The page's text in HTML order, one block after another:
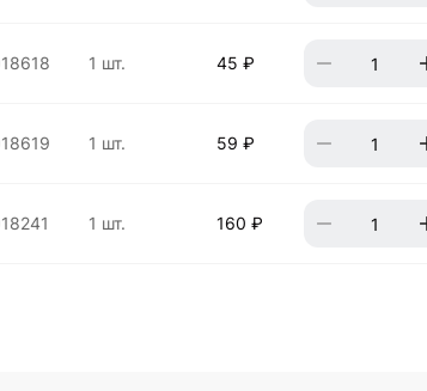
1 шт. 45 ₽
1 шт. 59 ₽
1 шт. 160 ₽